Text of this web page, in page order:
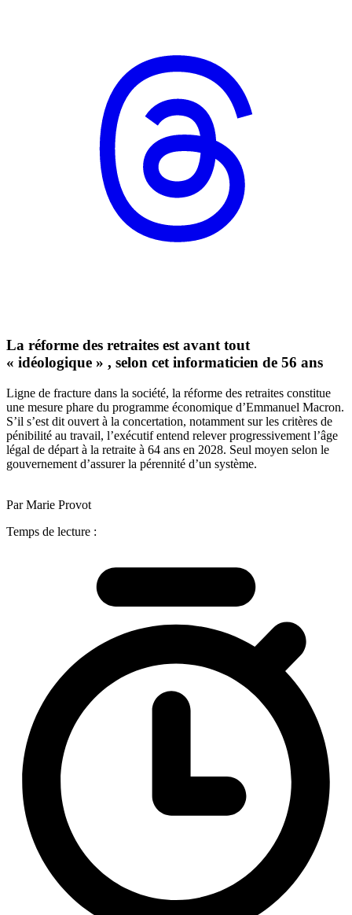
La réforme des retraites est avant tout
« idéologique » , selon cet informaticien de 56 ans
Ligne de fracture dans la société, la réforme des retraites constitue
une mesure phare du programme économique d’Emmanuel Macron.
S’il s’est dit ouvert à la concertation, notamment sur les critères de
pénibilité au travail, l’exécutif entend relever progressivement l’âge
légal de départ à la retraite à 64 ans en 2028. Seul moyen selon le
gouvernement d’assurer la pérennité d’un système.
Par Marie Provot
Temps de lecture :